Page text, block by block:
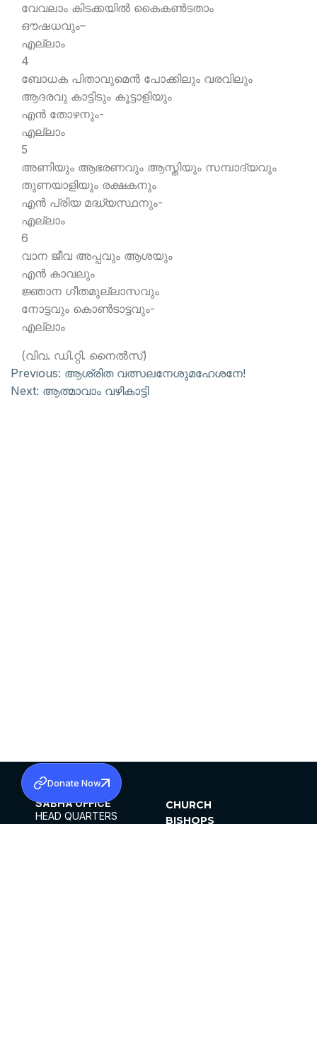
വേവലാം കിടക്കയില്‍ കൈകണ്‍ടതാം
ഔഷധവും–
എല്ലാം
4
ബോധക പിതാവുമെന്‍ പോക്കിലും വരവിലും
ആദരവു കാട്ടിടും കൂട്ടാളിയും
എന്‍ തോഴനും-
എല്ലാം
5
അണിയും ആഭരണവും ആസ്തിയും സമ്പാദ്യവും
തുണയാളിയും രക്ഷകനും
എന്‍ പ്രിയ മദ്ധ്യസ്ഥനും-
എല്ലാം
6
വാന ജീവ അപ്പവും ആശയും
എന്‍ കാവലും
ജ്ഞാന ഗീതമുല്ലാസവും
നോട്ടവും കൊണ്‍ടാട്ടവും-
എല്ലാം
(വിവ. ഡി.റ്റി. നൈല്‍സ്)
Previous: ആശ്രിത വത്സലനേശുമഹേശനേ!
Next: ആത്മാവാം വഴികാട്ടി
SABHA OFFICE
HEAD QUARTERS
CHURCH
BISHOPS
Donate Now